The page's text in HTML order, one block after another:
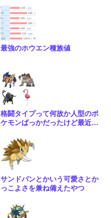
最強のホウエン種族値
格闘タイプって何故か人型のポ
ケモンばっかだったけど最近は
も増えてきたね
サンドパンとかいう可愛さとか
っこよさを兼ね備えたやつ